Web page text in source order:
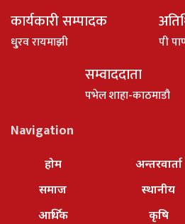
कार्यकारी सम्पादक
धु्रव रायमाझी पी
सम्वाददाता
पभेल शाहा-काठमाडौ
Navigation
होम
समाज
आर्थिक
अन्तरवार्ता
स्थानीय
कृषि